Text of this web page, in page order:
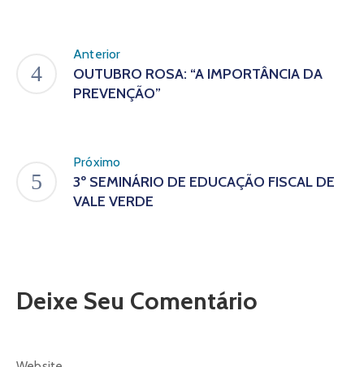
Anterior
OUTUBRO ROSA: “A IMPORTÂNCIA DA
PREVENÇÃO”
Próximo
3º SEMINÁRIO DE EDUCAÇÃO FISCAL DE
VALE VERDE
Deixe Seu Comentário